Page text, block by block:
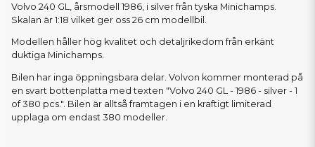
Volvo 240 GL, årsmodell 1986, i silver från tyska Minichamps.
Skalan är 1:18 vilket ger oss 26 cm modellbil.
Modellen håller hög kvalitet och detaljrikedom från erkänt
duktiga Minichamps.
Bilen har inga öppningsbara delar. Volvon kommer monterad på
en svart bottenplatta med texten "Volvo 240 GL - 1986 - silver - 1
of 380 pcs.". Bilen är alltså framtagen i en kraftigt limiterad
upplaga om endast 380 modeller.